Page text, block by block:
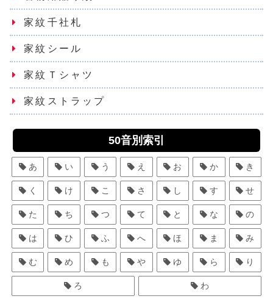
家紋千社札
家紋シール
家紋Ｔシャツ
家紋ストラップ
50音別索引
あ い う え お か き
く け こ さ し す せ
た ち つ て と な の
は ひ ふ へ ほ ま み
む め も や ゆ ら り
ろ わ